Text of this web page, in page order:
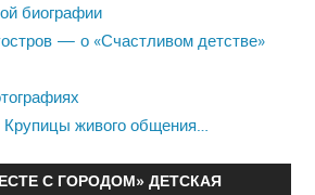
биографии
— о «Счастливом детстве»
живого общения…
С ГОРОДОМ» ДЕТСКАЯ